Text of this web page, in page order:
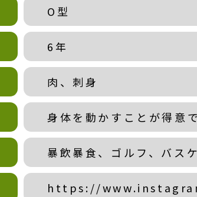
O型
6年
肉、刺身
身体を動かすことが得意で
暴飲暴食、ゴルフ、バスケ
https://